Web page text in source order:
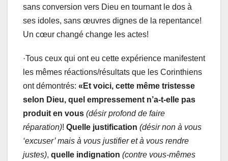
sans conversion vers Dieu en tournant le dos à
ses idoles, sans œuvres dignes de la repentance!
Un cœur changé change les actes!
·Tous ceux qui ont eu cette expérience manifestent
les mêmes réactions/résultats que les Corinthiens
ont démontrés: « Et voici, cette même tristesse
selon Dieu, quel empressement n’a-t-elle pas
produit en vous (désir profond de faire
réparation)! Quelle justification (désir non à vous
‘excuser’ mais à vous justifier et à vous rendre
justes), quelle indignation (contre vous-mêmes